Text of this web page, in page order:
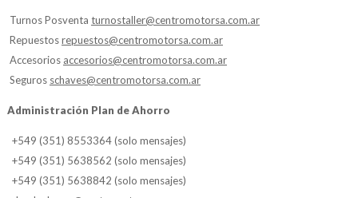
Turnos Posventa turnostaller@centromotorsa.com.ar
Repuestosrepuestos@centromotorsa.com.ar
Accesorios accesorios@centromotorsa.com.ar
Seguros schaves@centromotorsa.com.ar
Administración Plan de Ahorro
+549 (351) 8553364 (solo mensajes)
+549 (351) 5638562 (solo mensajes)
+549 (351) 5638842 (solo mensajes)